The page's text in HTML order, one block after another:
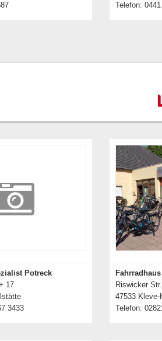
Telefon:
Potreck
17
3433
Riswicker
47533 Kleve-
Telefon: